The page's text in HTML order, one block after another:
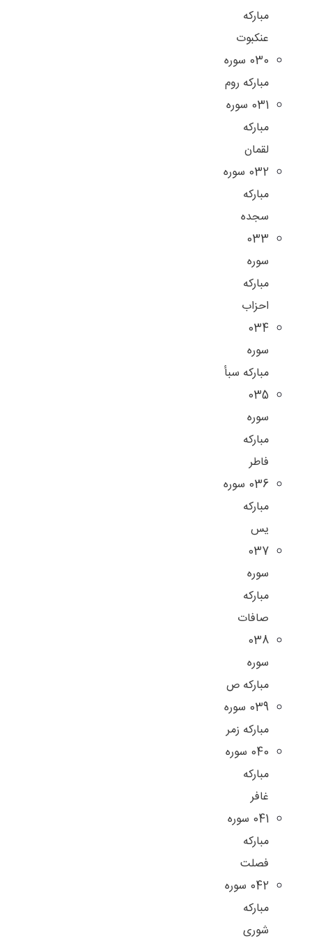
مبارکه
عنکبوت
030 سوره
مبارکه روم
031 سوره
مبارکه
لقمان
032 سوره
مبارکه
سجده
033
سوره
مبارکه
احزاب
034
سوره
مبارکه سبأ
035
سوره
مبارکه
فاطر
036 سوره
مبارکه
یس
037
سوره
مبارکه
صافات
038
سوره
مبارکه ص
039 سوره
مبارکه زمر
040 سوره
مبارکه
غافر
041 سوره
مبارکه
فصلت
042 سوره
مبارکه
شوری